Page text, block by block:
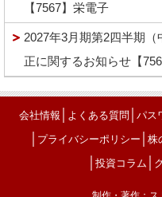
【7567】栄電子
2027年3月期第2四半期
正に関するお知らせ【
会社情報 よくある質問 パス
プライバシーポリシー 株
投資コラム